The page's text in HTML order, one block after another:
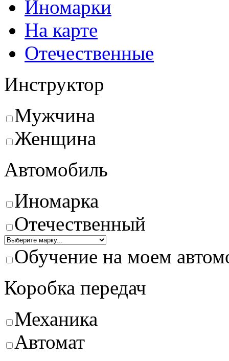
Иномарки
На карте
Отечественные
Инструктор
Мужчина
Женщина
Автомобиль
Иномарка
Отечественный
Обучение на моем
Коробка передач
Механика
Автомат